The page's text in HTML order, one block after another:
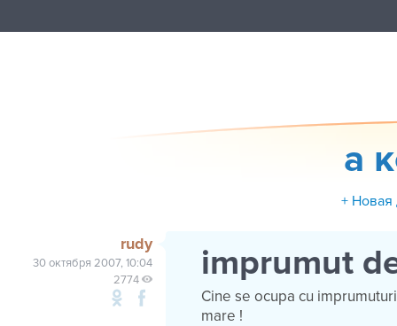
а
+ Новая
rudy
30 октября 2007, 10:04
2774
imprumut
Cine se ocupa cu
mare !